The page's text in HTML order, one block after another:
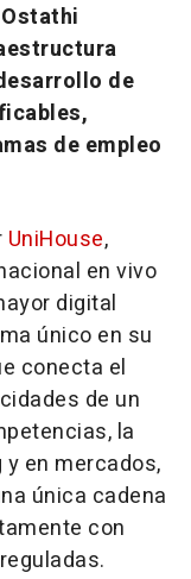
Ostathi
de
de empleo
UniHouse,
en vivo
digital
único en su
conecta el
de un
la
en mercados,
única cadena
con